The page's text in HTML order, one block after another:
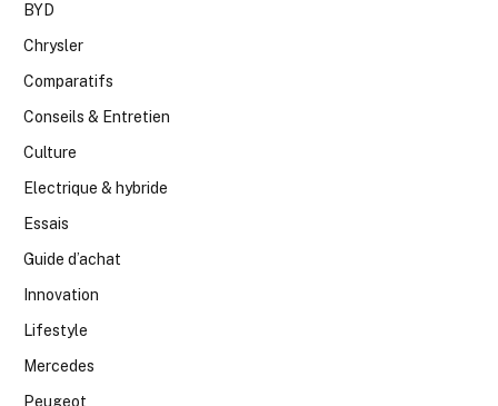
BYD
Chrysler
Comparatifs
Conseils & Entretien
Culture
Electrique & hybride
Essais
Guide d’achat
Innovation
Lifestyle
Mercedes
Peugeot